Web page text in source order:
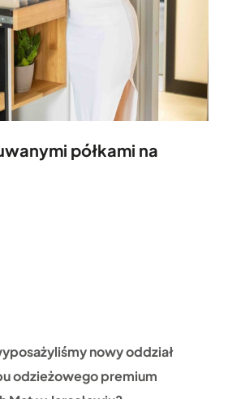
półkami na
nowy oddział
odzieżowego premium